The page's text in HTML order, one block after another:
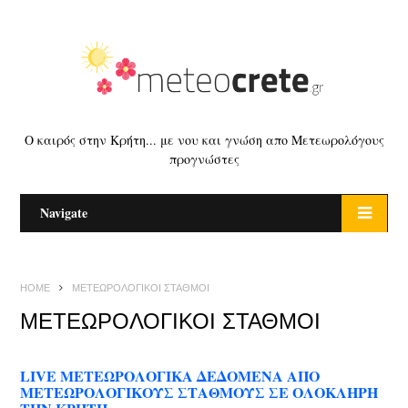
Ο καιρός στην Κρήτη... με νου και γνώση απο Μετεωρολόγους
προγνώστες
Navigate
HOME ΜΕΤΕΩΡΟΛΟΓΙΚΟΙ ΣΤΑΘΜΟΙ
ΜΕΤΕΩΡΟΛΟΓΙΚΟΙ ΣΤΑΘΜΟΙ
LIVE ΜΕΤΕΩΡΟΛΟΓΙΚΑ ΔΕΔΟΜΕΝΑ ΑΠΟ
ΜΕΤΕΩΡΟΛΟΓΙΚΟΥΣ ΣΤΑΘΜΟΥΣ ΣΕ ΟΛΟΚΛΗΡΗ